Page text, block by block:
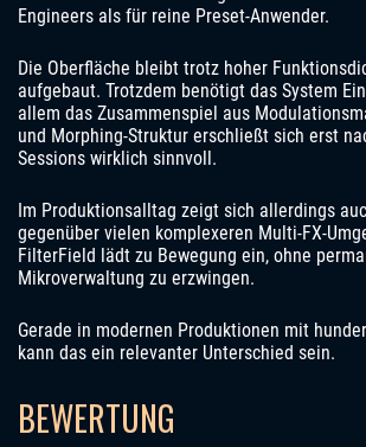
Engineers als für reine Preset-Anwender.
Die Oberfläche bleibt trotz hoher
aufgebaut. Trotzdem benötigt das System
allem das Zusammenspiel aus
und Morphing-Struktur erschließt sich erst
Sessions wirklich sinnvoll.
Im Produktionsalltag zeigt sich allerdings
gegenüber vielen komplexeren Multi-FX-
FilterField lädt zu Bewegung ein, ohne
Mikroverwaltung zu erzwingen.
Gerade in modernen Produktionen mit
kann das ein relevanter Unterschied sein.
BEWERTUNG